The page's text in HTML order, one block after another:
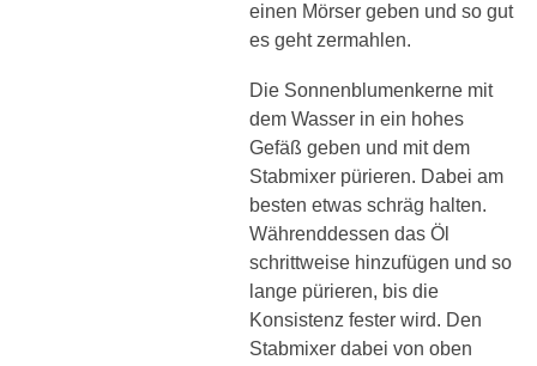
einen Mörser geben und so gut
es geht zermahlen.
Die Sonnenblumenkerne mit
dem Wasser in ein hohes
Gefäß geben und mit dem
Stabmixer pürieren. Dabei am
besten etwas schräg halten.
Währenddessen das Öl
schrittweise hinzufügen und so
lange pürieren, bis die
Konsistenz fester wird. Den
Stabmixer dabei von oben